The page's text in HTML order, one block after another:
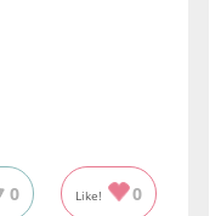
0 Like! 0